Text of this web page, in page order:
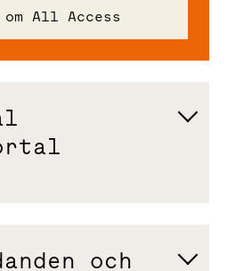
om All Access
och